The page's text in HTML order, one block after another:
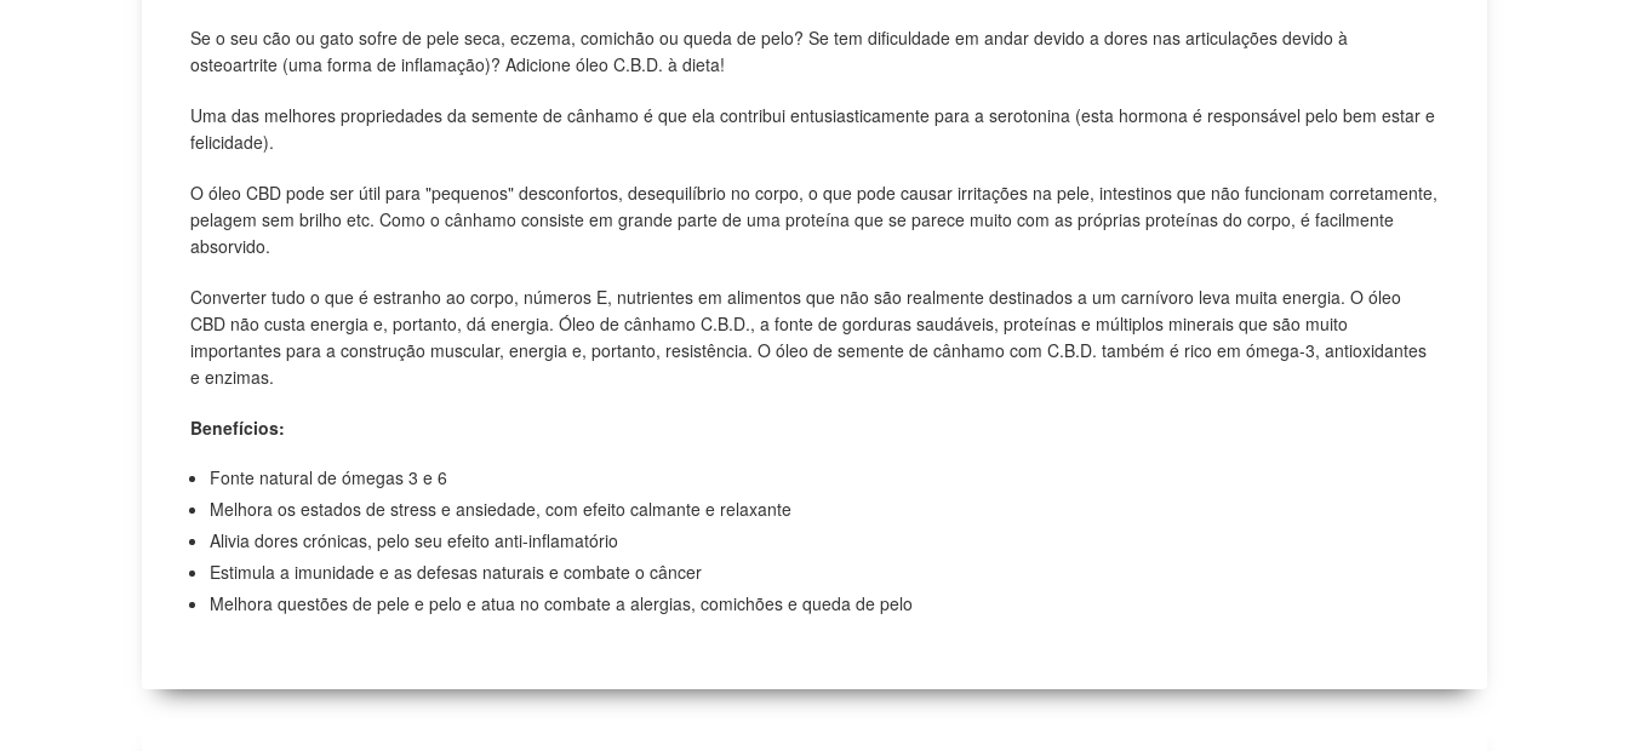
Se o seu cão ou gato sofre de pele seca, eczema, comichão ou queda de pelo? Se tem dificuldade em andar devido a dores nas articulações devido à
osteoartrite (uma forma de inflamação)? Adicione óleo C.B.D. à dieta!
Uma das melhores propriedades da semente de cânhamo é que ela contribui entusiasticamente para a serotonina (esta hormona é responsável pelo bem estar e
felicidade).
O óleo CBD pode ser útil para "pequenos" desconfortos, desequilíbrio no corpo, o que pode causar irritações na pele, intestinos que não funcionam corretamente,
pelagem sem brilho etc. Como o cânhamo consiste em grande parte de uma proteína que se parece muito com as próprias proteínas do corpo, é facilmente
absorvido.
Converter tudo o que é estranho ao corpo, números E, nutrientes em alimentos que não são realmente destinados a um carnívoro leva muita energia. O óleo
CBD não custa energia e, portanto, dá energia. Óleo de cânhamo C.B.D., a fonte de gorduras saudáveis, proteínas e múltiplos minerais que são muito
importantes para a construção muscular, energia e, portanto, resistência. O óleo de semente de cânhamo com C.B.D. também é rico em ómega-3, antioxidantes
e enzimas.
Benefícios:
Fonte natural de ómegas 3 e 6
Melhora os estados de stress e ansiedade, com efeito calmante e relaxante
Alivia dores crónicas, pelo seu efeito anti-inflamatório
Estimula a imunidade e as defesas naturais e combate o câncer
Melhora questões de pele e pelo e atua no combate a alergias, comichões e queda de pelo